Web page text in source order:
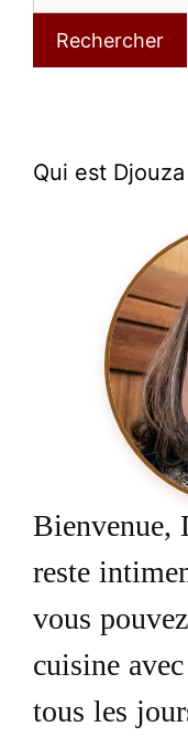
Rechercher
Qui est Djouza
Bienvenue,
reste
vous
cuisine
tous les